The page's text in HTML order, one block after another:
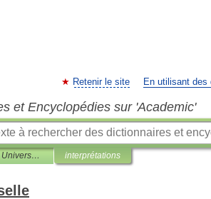
Retenir le site En utilisant des
et Encyclopédies sur 'Academic'
Encyclopédie Universelle interprétations